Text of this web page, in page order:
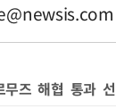
무즈 해협 통과